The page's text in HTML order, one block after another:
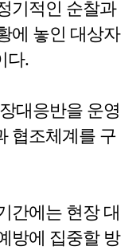
기적인 순찰과
에 놓인 대상자
다.
대응반을 운영
협조체계를 구
간에는 현장 대
방에 집중할 방